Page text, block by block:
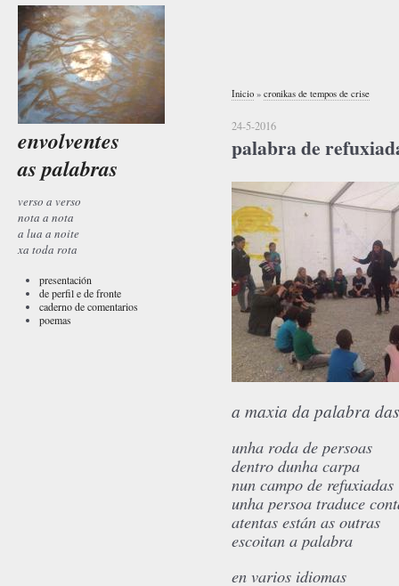
envolventes
as palabras
verso a verso
nota a nota
a lua a noite
xa toda rota
presentación
de perfil e de fronte
caderno de comentarios
poemas
Inicio » cronikas de tempos de crise
24-5-2016
palabra de
a maxia da palabra
unha roda de persoas
dentro dunha carpa
nun campo de refuxiadas
unha persoa traduce
atentas están as outras
escoitan a palabra
en varios idiomas